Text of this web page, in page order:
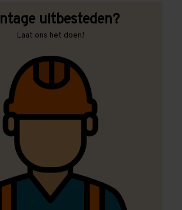
uitbesteden?
Laat ons het doen!